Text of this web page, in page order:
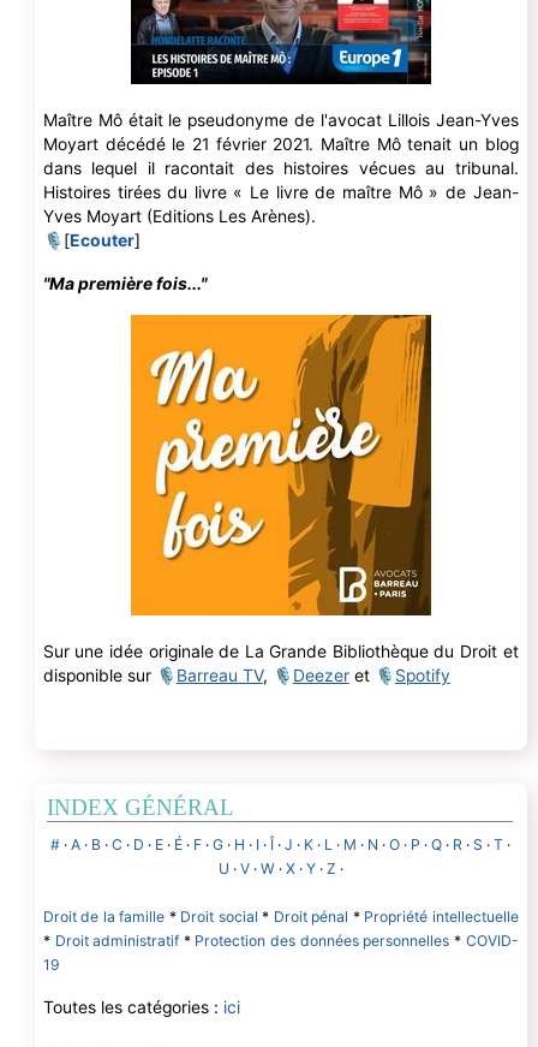
Maître Mô était le pseudonyme de l'avocat Lillois Jean-Yves
Moyart décédé le 21 février 2021. Maître Mô tenait un blog
dans lequel il racontait des histoires vécues au tribunal.
Histoires tirées du livre « Le livre de maître Mô » de Jean-
Yves Moyart (Editions Les Arènes).
🎙[Ecouter]
"Ma première fois..."
Sur une idée originale de La Grande Bibliothèque du Droit et
disponible sur 🎙 Barreau TV, 🎙 Deezer et 🎙 Spotify
INDEX GÉNÉRAL
# ·A · B ·C · D · E · É · F ·G · H · I ·Î·J · K · L · M · N ·O · P ·Q · R ·S ·T ·
U · V· W· X· Y· Z ·
Droit de la famille * Droit social * Droit pénal * Propriété intellectuelle
* Droit administratif * Protection des données personnelles * COVID-
19
Toutes les catégories : ici